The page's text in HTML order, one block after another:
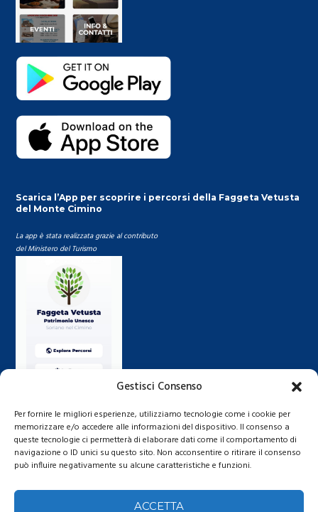
Gestisci Consenso
Per fornire le migliori esperienze, utilizziamo tecnologie come i cookie per
memorizzare e/o accedere alle informazioni del dispositivo. Il consenso a
queste tecnologie ci permetterà di elaborare dati come il comportamento di
navigazione o ID unici su questo sito. Non acconsentire o ritirare il consenso
può influire negativamente su alcune caratteristiche e funzioni.
ACCETTA
Scarica l’App per scoprire i percorsi della Faggeta Vetusta
del Monte Cimino
La app è stata realizzata grazie al contributo
del Ministero del Turismo